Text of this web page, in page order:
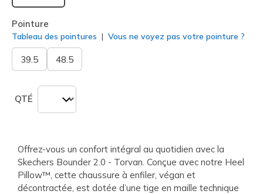
Pointure
Tableau des pointures Vous ne voyez pas votre pointure ?
39.5 48.5
QTÉ
Offrez-vous un confort intégral au quotidien avec la
Skechers Bounder 2.0 - Torvan. Conçue avec notre Heel
Pillow™, cette chaussure à enfiler, végan et
décontractée, est dotée d’une tige en maille technique